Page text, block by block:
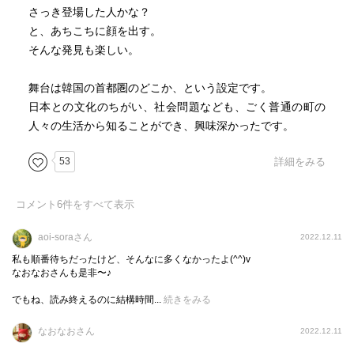
さっき登場した人かな？
と、あちこちに顔を出す。
そんな発見も楽しい。
舞台は韓国の首都圏のどこか、という設定です。
日本との文化のちがい、社会問題なども、ごく普通の町の
人々の生活から知ることができ、興味深かったです。
53 詳細をみる
コメント 6件をすべて表示
aoi-soraさん 2022.12.11
私も順番待ちだったけど、そんなに多くなかったよ(^^)v
なおなおさんも是非〜♪
でもね、読み終えるのに結構時間... 続きをみる
なおなおさん 2022.12.11